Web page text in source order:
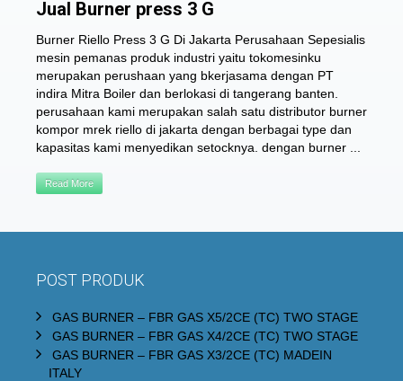
Jual Burner press 3 G
Burner Riello Press 3 G Di Jakarta Perusahaan Sepesialis
mesin pemanas produk industri yaitu tokomesinku
merupakan perushaan yang bkerjasama dengan PT
indira Mitra Boiler dan berlokasi di tangerang banten.
perusahaan kami merupakan salah satu distributor burner
kompor mrek riello di jakarta dengan berbagai type dan
kapasitas kami menyedikan setocknya. dengan burner ...
Read More
POST PRODUK
GAS BURNER – FBR GAS X5/2CE (TC) TWO STAGE
GAS BURNER – FBR GAS X4/2CE (TC) TWO STAGE
GAS BURNER – FBR GAS X3/2CE (TC) MADEIN
ITALY